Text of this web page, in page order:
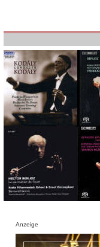
Anzeige